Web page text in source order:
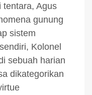
tentara, Agus
gunung
sistem
Kolonel
sebuah harian
dikategorikan